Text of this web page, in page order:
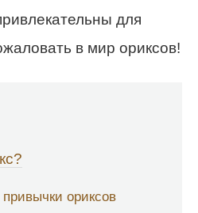
для
в мир ориксов!
ориксов